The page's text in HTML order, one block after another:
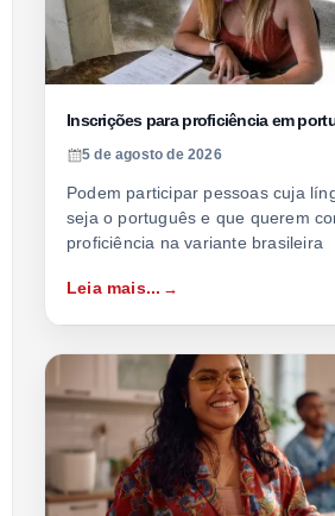
Inscrições para proficiência em
5 de agosto de 2026
Podem participar pessoas cuja
seja o português e que querem
proficiência na variante brasileira
Leia mais...